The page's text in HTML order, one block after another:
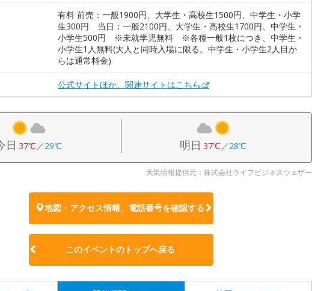
有料 前売：一般1900円、大学生・高校生1500円、中学生・小学
生300円 当日：一般2100円、大学生・高校生1700円、中学生・
小学生500円 ※未就学児無料 ※各種一般1枚につき、中学生・
小学生1人無料(大人と同時入場に限る。中学生・小学生2人目か
らは通常料金)
公式サイトほか、関連サイトはこちら
日 37℃／29℃ 明日 37℃／28℃
天気情報提供元：株式会社ライフビジネスウェザー
地図・アクセス情報、電話番号を確認する
このイベントのトップへ戻る